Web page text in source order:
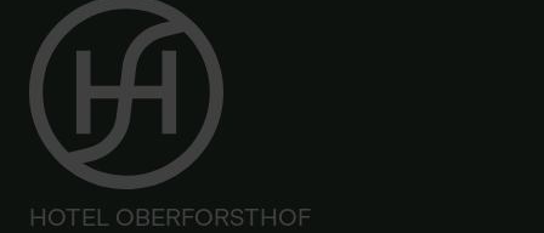
HOTEL OBERFORSTHOF